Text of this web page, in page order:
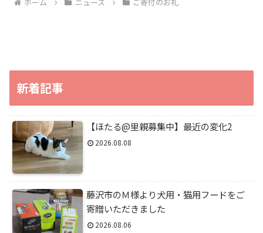
新着記事
【ほたる@里親募集中】最近の変化2
2026.08.08
藤沢市のＭ様より犬用・猫用フードをご
寄贈いただきました
2026.08.06